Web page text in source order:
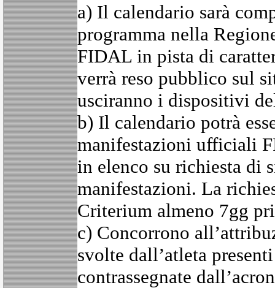
a) Il calendario sarà
programma nella
FIDAL in pista di
verrà reso pubblico sul
usciranno i dispositivi
b) Il calendario potrà
manifestazioni ufficiali
in elenco su richiesta di
manifestazioni. La
Criterium almeno 7gg
c) Concorrono
svolte dall’atleta
contrassegnate